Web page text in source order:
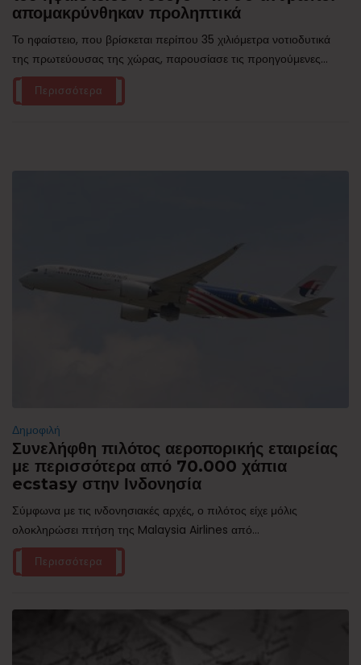
απομακρύνθηκαν προληπτικά
Το ηφαίστειο, που βρίσκεται περίπου 35 χιλιόμετρα νοτιοδυτικά
της πρωτεύουσας της χώρας, παρουσίασε τις προηγούμενες...
Περισσότερα
Δημοφιλή
Συνελήφθη πιλότος αεροπορικής εταιρείας
με περισσότερα από 70.000 χάπια
ecstasy στην Ινδονησία
Σύμφωνα με τις ινδονησιακές αρχές, ο πιλότος είχε μόλις
ολοκληρώσει πτήση της Malaysia Airlines από...
Περισσότερα